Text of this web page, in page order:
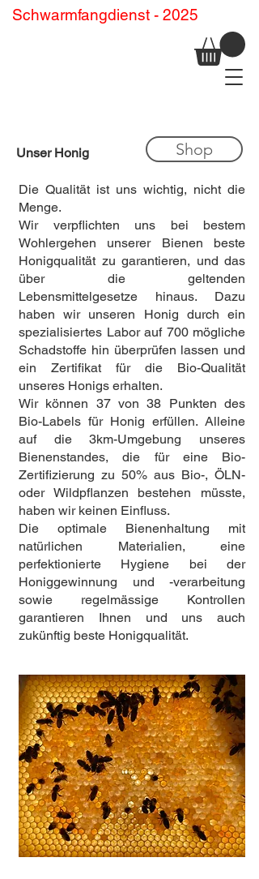
Schwarmfangdienst - 2025
Unser Honig Shop
Die Qualität ist uns wichtig, nicht die
Menge.
Wir verpflichten uns bei bestem
Wohlergehen unserer Bienen beste
Honigqualität zu garantieren, und das
über die geltenden
Lebensmittelgesetze hinaus. Dazu
haben wir unseren Honig durch ein
spezialisiertes Labor auf 700 mögliche
Schadstoffe hin überprüfen lassen und
ein Zertifikat für die Bio-Qualität
unseres Honigs erhalten.
Wir können 37 von 38 Punkten des
Bio-Labels für Honig erfüllen. Alleine
auf die 3km-Umgebung unseres
Bienenstandes, die für eine Bio-
Zertifizierung zu 50% aus Bio-, ÖLN-
oder Wildpflanzen bestehen müsste,
haben wir keinen Einfluss.
Die optimale Bienenhaltung mit
natürlichen Materialien, eine
perfektionierte Hygiene bei der
Honiggewinnung und -verarbeitung
sowie regelmässige Kontrollen
garantieren Ihnen und uns auch
zukünftig beste Honigqualität.